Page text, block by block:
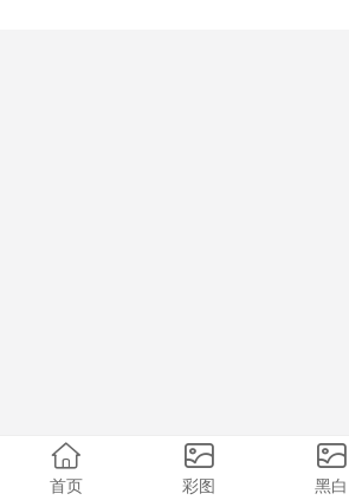
首页 彩图 黑白